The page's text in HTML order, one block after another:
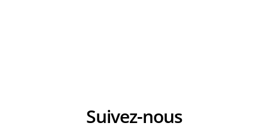
Suivez-nous